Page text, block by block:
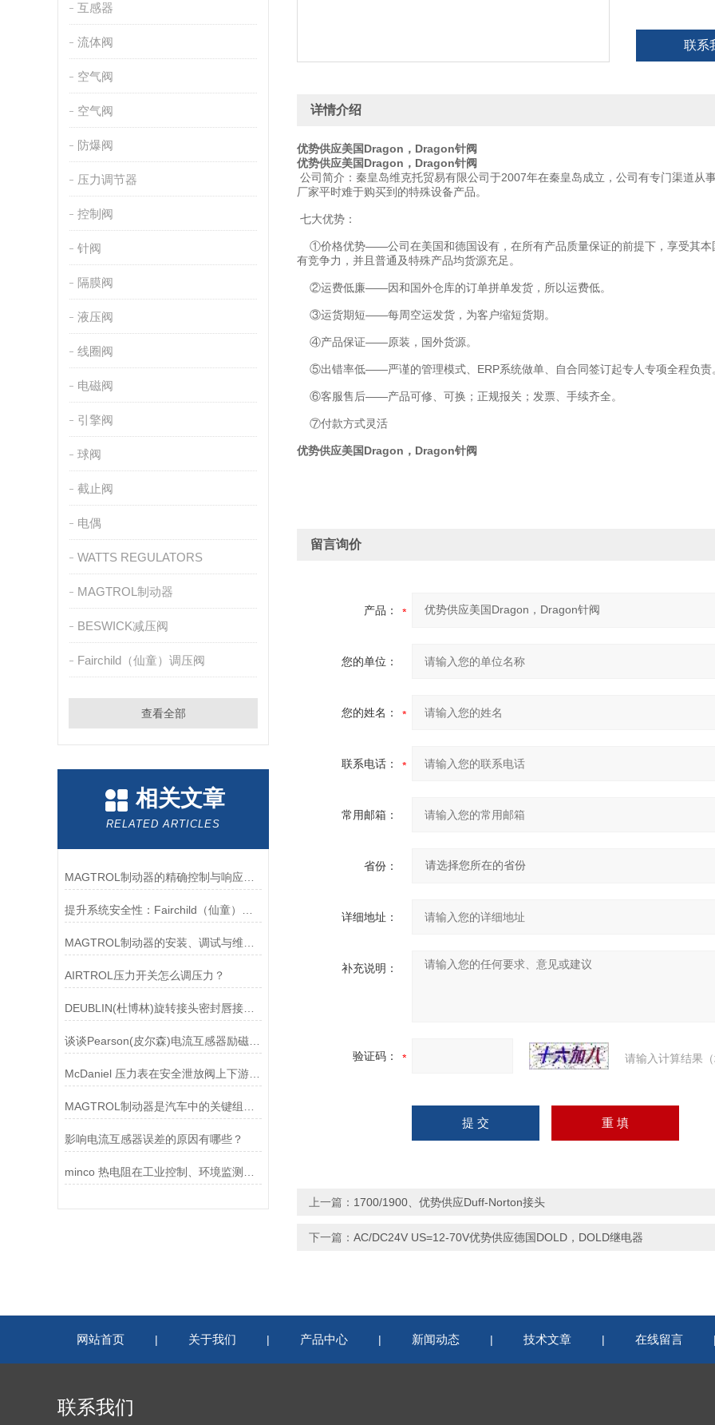
互感器
流体阀
空气阀
空气阀
防爆阀
压力调节器
控制阀
针阀
隔膜阀
液压阀
线圈阀
电磁阀
引擎阀
球阀
截止阀
电偶
WATTS REGULATORS
MAGTROL制动器
BESWICK减压阀
Fairchild（仙童）调压阀
查看全部
相关文章
RELATED ARTICLES
AIRTROL压力开关怎么调压力？
DEUBLIN(杜博林)旋转接头密封唇接觖宽度和负载
谈谈Pearson(皮尔森)电流互感器励磁特性试验的目的
McDaniel 压力表在安全泄放阀上下游压力监测中的应用
影响电流互感器误差的原因有哪些？
联系
详情介绍
优势供应美国Dragon，Dragon针阀
优势供应美国Dragon，Dragon针阀
公司简介：秦皇岛维克托贸易有限公司于2007年在秦皇岛成立，公司有专门渠道从
厂家平时难于购买到的特殊设备产品。
七大优势：
①价格优势——公司在美国和德国设有，在所有产品质量保证的前提下，享受其本
有竞争力，并且普通及特殊产品均货源充足。
②运费低廉——因和国外仓库的订单拼单发货，所以运费低。
③运货期短——每周空运发货，为客户缩短货期。
④产品保证——原装，国外货源。
⑤出错率低——严谨的管理模式、ERP系统做单、自合同签订起专人专项全程负责
⑥客服售后——产品可修、可换；正规报关；发票、手续齐全。
⑦付款方式灵活
优势供应美国Dragon，Dragon针阀
留言询价
产品：
您的单位：
您的姓名：
联系电话：
常用邮箱：
省份：
详细地址：
补充说明：
验证码： 请输入计算结果
上一篇： 1700/1900、优势供应Duff-Norton接头
下一篇： AC/DC24V US=12-70V优势供应德国DOLD，DOLD继电器
网站首页 | 关于我们 | 产品中心 | 新闻动态 | 技术文章 | 在线留言
联系我们